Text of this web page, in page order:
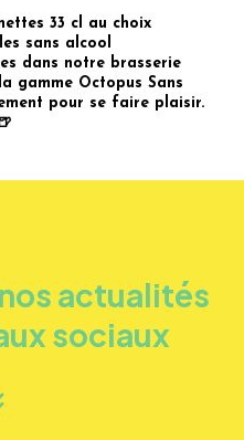
33 cl au choix
sans alcool
dans notre brasserie
gamme Octopus Sans
pour se faire plaisir.
actualités
sociaux